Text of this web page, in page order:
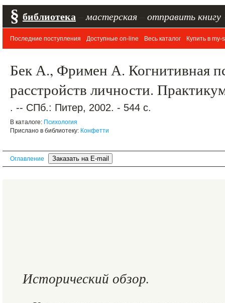
§ библиотека мастерская отправить книгу
Последние поступления Доступные on-line Весь каталог Купить в my-
Бек А., Фримен А. Когнитивная
расстройств личности.
. -- СПб.: Питер, 2002. - 544 с.
В каталоге: Психология
Прислано в библиотеку: Конфетти
Оглавление
Исторический обзор.